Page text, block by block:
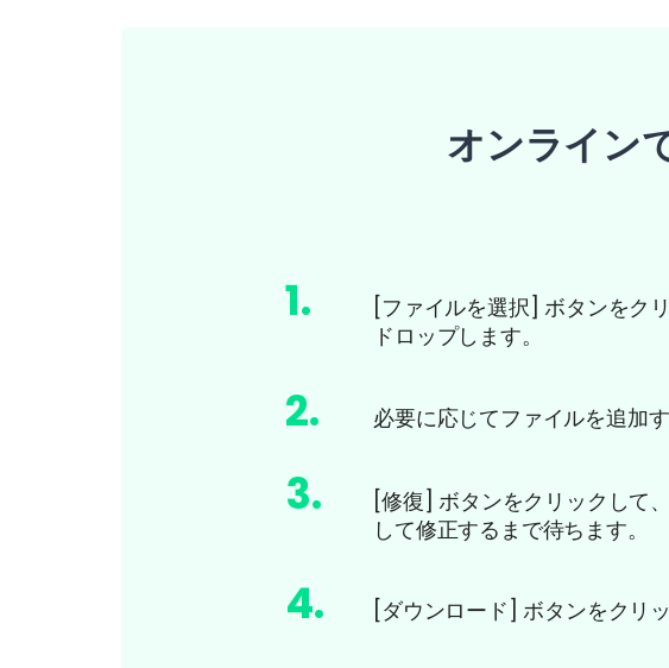
オンライン
1.
[ファイルを選択] ボタンをク
ドロップします。
2. 必要に応じてファイルを追加
3.
[修復] ボタンをクリックして
して修正するまで待ちます。
4. [ダウンロード] ボタンをクリ